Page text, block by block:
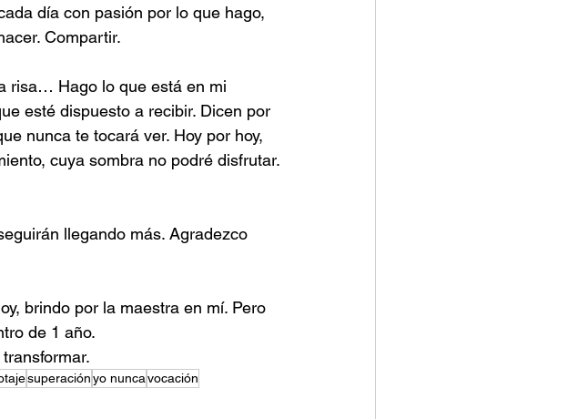
día con pasión por lo que hago,
Compartir.
risa… Hago lo que está en mi
esté dispuesto a recibir. Dicen por
nunca te tocará ver. Hoy por hoy,
cuya sombra no podré disfrutar.
llegando más. Agradezco
brindo por la maestra en mí. Pero
de 1 año.
superaciónyo nuncavocación